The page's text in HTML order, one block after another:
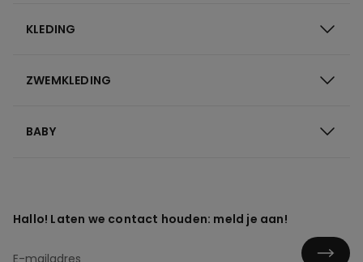
KLEDING
ZWEMKLEDING
BABY
Hallo! Laten we contact houden: meld je aan!